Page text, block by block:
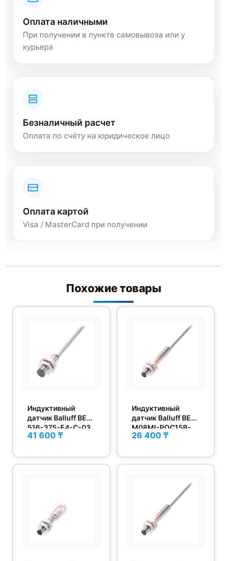
Оплата наличными
При получении в пункте самовывоза или у
курьера
Безналичный расчет
Оплата по счёту на юридическое лицо
Оплата картой
Visa / MasterCard при получении
Похожие товары
Индуктивный
датчик Balluff BES
516-375-E4-C-03
41 600 ₸
Индуктивный
датчик Balluff BES
M08MI-POC15B-
BV03
26 400 ₸